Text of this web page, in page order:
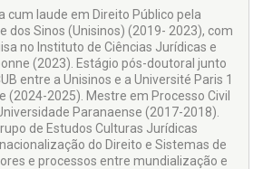
cum laude em Direito Público pela
dos Sinos (Unisinos) (2019- 2023), com
no Instituto de Ciências Jurídicas e
(2023). Estágio pós-doutoral junto
entre a Unisinos e a Université Paris 1
(2024-2025). Mestre em Processo Civil
Paranaense (2017-2018).
de Estudos Culturas Jurídicas
do Direito e Sistemas de
e processos entre mundialização e